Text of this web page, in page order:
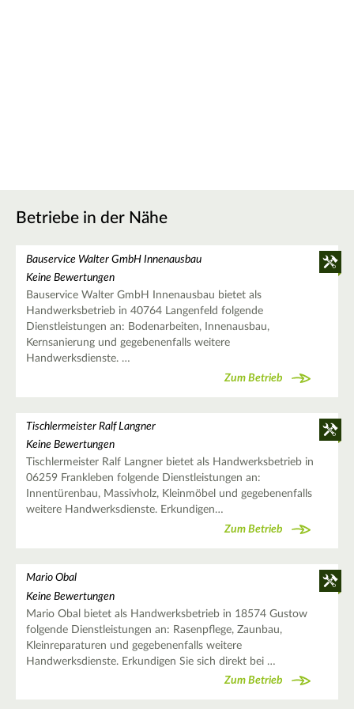
Betriebe in der Nähe
Bauservice Walter GmbH Innenausbau
Keine Bewertungen
Bauservice Walter GmbH Innenausbau bietet als
Handwerksbetrieb in 40764 Langenfeld folgende
Dienstleistungen an: Bodenarbeiten, Innenausbau,
Kernsanierung und gegebenenfalls weitere
Handwerksdienste. …
Zum Betrieb
Tischlermeister Ralf Langner
Keine Bewertungen
Tischlermeister Ralf Langner bietet als Handwerksbetrieb in
06259 Frankleben folgende Dienstleistungen an:
Innentürenbau, Massivholz, Kleinmöbel und gegebenenfalls
weitere Handwerksdienste. Erkundigen…
Zum Betrieb
Mario Obal
Keine Bewertungen
Mario Obal bietet als Handwerksbetrieb in 18574 Gustow
folgende Dienstleistungen an: Rasenpflege, Zaunbau,
Kleinreparaturen und gegebenenfalls weitere
Handwerksdienste. Erkundigen Sie sich direkt bei …
Zum Betrieb